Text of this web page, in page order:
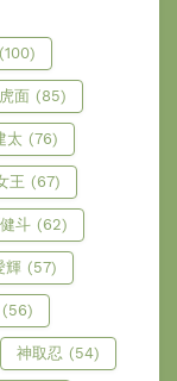
(100)
虎面 (85)
太 (76)
王 (67)
斗 (62)
輝 (57)
(56)
神取忍 (54)